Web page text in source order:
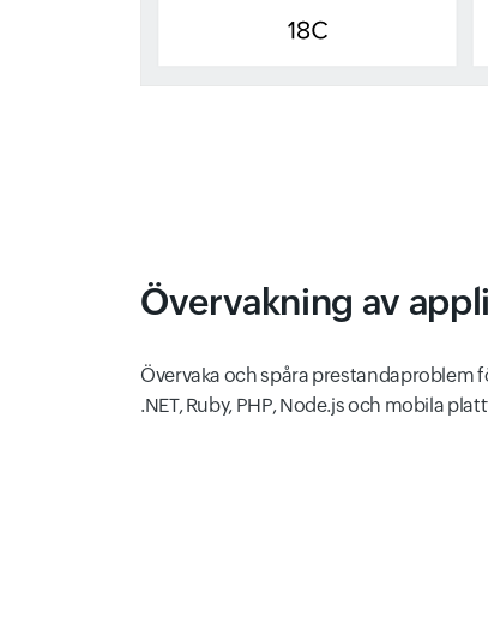
Övervakning av
Övervaka och spåra prestandaproblem
.NET, Ruby, PHP, Node.js och mobila